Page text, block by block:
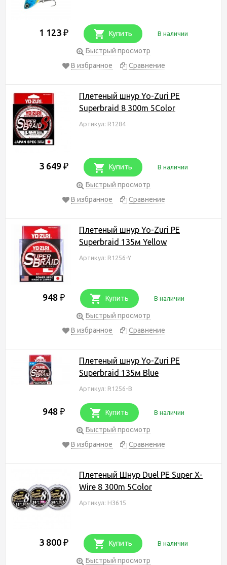
1 123 ₽ Купить В наличии
Быстрый просмотр
В избранное
Сравнение
Плетеный шнур Yo-Zuri PE
Superbraid 8 300m 5Color
Артикул: R1284
3 649 ₽ Купить В наличии
Быстрый просмотр
В избранное
Сравнение
Плетеный шнур Yo-Zuri PE
Superbraid 135м Yellow
Артикул: R1256-Y
948 ₽ Купить В наличии
Быстрый просмотр
В избранное
Сравнение
Плетеный шнур Yo-Zuri PE
Superbraid 135м Blue
Артикул: R1256-B
948 ₽ Купить В наличии
Быстрый просмотр
В избранное
Сравнение
Плетеный Шнур Duel PE Super X-
Wire 8 300m 5Color
Артикул: H3615
3 800 ₽ Купить В наличии
Быстрый просмотр